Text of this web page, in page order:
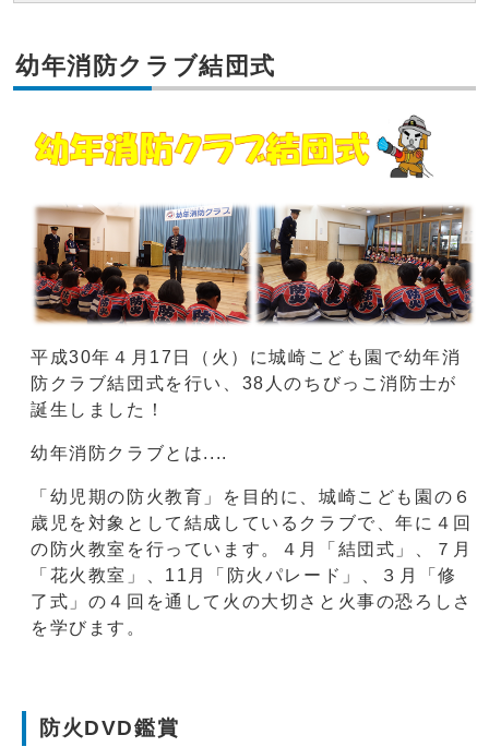
幼年消防クラブ結団式
平成30年４月17日（火）に城崎こども園で幼年消
防クラブ結団式を行い、38人のちびっこ消防士が
誕生しました！
幼年消防クラブとは....
「幼児期の防火教育」を目的に、城崎こども園の６
歳児を対象として結成しているクラブで、年に４回
の防火教室を行っています。４月「結団式」、７月
「花火教室」、11月「防火パレード」、３月「修
了式」の４回を通して火の大切さと火事の恐ろしさ
を学びます。
防火DVD鑑賞